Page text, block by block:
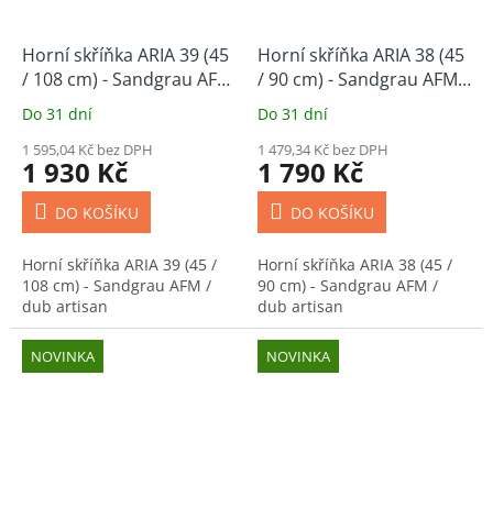
Horní skříňka ARIA 39 (45
/ 108 cm) - Sandgrau AFM
/ dub artisan
Do 31 dní
1 595,04 Kč bez DPH
1 930 Kč
DO KOŠÍKU
Horní skříňka ARIA 39 (45 /
108 cm) - Sandgrau AFM /
dub artisan
Horní skříňka ARIA 38 (45
/ 90 cm) - Sandgrau AFM /
dub artisan
Do 31 dní
1 479,34 Kč bez DPH
1 790 Kč
DO KOŠÍKU
Horní skříňka ARIA 38 (45 /
90 cm) - Sandgrau AFM /
dub artisan
NOVINKA NOVINKA